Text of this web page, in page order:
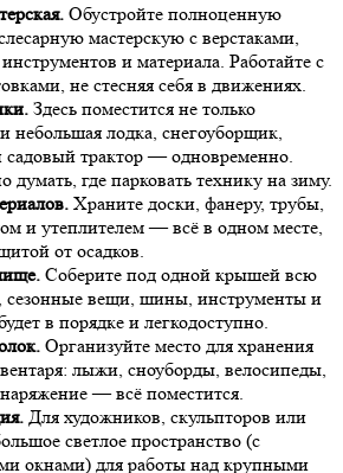
Обустройте полноценную
мастерскую с верстаками,
и материала. Работайте с
не стесняя себя в движениях.
Здесь поместится не только
небольшая лодка, снегоуборщик,
садовый трактор — одновременно.
где парковать технику на зиму.
Храните доски, фанеру, трубы,
и утеплителем — всё в одном месте,
от осадков.
Соберите под одной крышей всю
сезонные вещи, шины, инструменты и
в порядке и легкодоступно.
Организуйте место для хранения
лыжи, сноуборды, велосипеды,
— всё поместится.
Для художников, скульпторов или
светлое пространство (с
окнами) для работы над крупными